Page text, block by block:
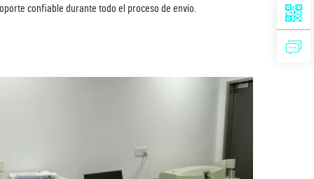
confiable durante todo el proceso de envío.